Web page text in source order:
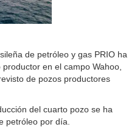
de petróleo y gas PRIO ha
en el campo Wahoo,
de pozos productores
del cuarto pozo se ha
petróleo por día.